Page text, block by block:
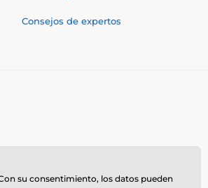
Consejos de expertos
su consentimiento, los datos pueden